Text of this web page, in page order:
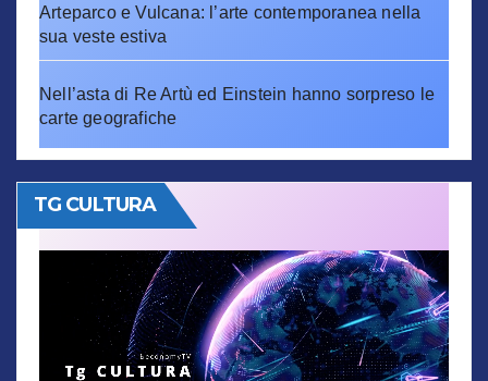
Arteparco e Vulcana: l’arte contemporanea nella
sua veste estiva
Nell’asta di Re Artù ed Einstein hanno sorpreso le
carte geografiche
TG CULTURA